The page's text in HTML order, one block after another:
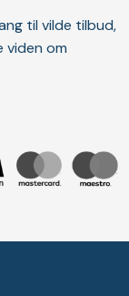
til vilde tilbud,
om